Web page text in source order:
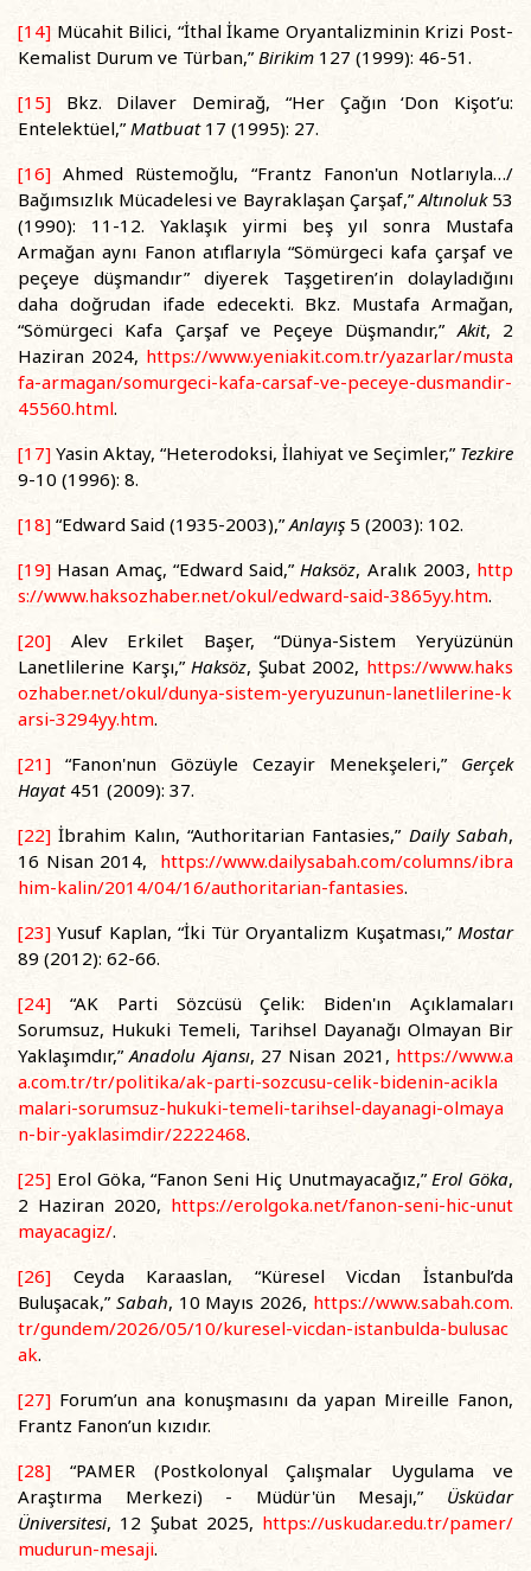
[14] Mücahit Bilici, “İthal İkame Oryantalizminin Krizi Post-
Kemalist Durum ve Türban,” Birikim 127 (1999): 46-51.
[15] Bkz. Dilaver Demirağ, “Her Çağın ‘Don Kişot’u:
Entelektüel,”Matbuat17 (1995): 27.
[16] Ahmed Rüstemoğlu, “Frantz Fanon'un Notlarıyla…/
Bağımsızlık Mücadelesi ve Bayraklaşan Çarşaf,”Altınoluk53
(1990): 11-12. Yaklaşık yirmi beş yıl sonra Mustafa
Armağan aynı Fanon atıflarıyla “Sömürgeci kafa çarşaf ve
peçeye düşmandır” diyerek Taşgetiren’in dolayladığını
daha doğrudan ifade edecekti. Bkz. Mustafa Armağan,
“Sömürgeci Kafa Çarşaf ve Peçeye Düşmandır,”Akit, 2
Haziran 2024, https://www.yeniakit.com.tr/yazarlar/musta
fa-armagan/somurgeci-kafa-carsaf-ve-peceye-dusmandir-
45560.html.
[17] Yasin Aktay, “Heterodoksi, İlahiyat ve Seçimler,” Tezkire
9-10 (1996): 8.
[18] “Edward Said (1935-2003),”Anlayış 5 (2003): 102.
[19] Hasan Amaç, “Edward Said,”Haksöz, Aralık 2003, http
s://www.haksozhaber.net/okul/edward-said-3865yy.htm.
[20] Alev Erkilet Başer, “Dünya-Sistem Yeryüzünün
Lanetlilerine Karşı,”Haksöz, Şubat 2002, https://www.haks
ozhaber.net/okul/dunya-sistem-yeryuzunun-lanetlilerine-k
arsi-3294yy.htm.
[21] “Fanon'nun Gözüyle Cezayir Menekşeleri,” Gerçek
Hayat451 (2009): 37.
[22] İbrahim Kalın, “Authoritarian Fantasies,” Daily Sabah,
16 Nisan 2014, https://www.dailysabah.com/columns/ibra
him-kalin/2014/04/16/authoritarian-fantasies.
[23] Yusuf Kaplan, “İki Tür Oryantalizm Kuşatması,” Mostar
89 (2012): 62-66.
[24] “AK Parti Sözcüsü Çelik: Biden'ın Açıklamaları
Sorumsuz, Hukuki Temeli, Tarihsel Dayanağı Olmayan Bir
Yaklaşımdır,”Anadolu Ajansı, 27 Nisan 2021, https://www.a
a.com.tr/tr/politika/ak-parti-sozcusu-celik-bidenin-acikla
malari-sorumsuz-hukuki-temeli-tarihsel-dayanagi-olmaya
n-bir-yaklasimdir/2222468.
[25] Erol Göka, “Fanon Seni Hiç Unutmayacağız,”Erol Göka,
2 Haziran 2020, https://erolgoka.net/fanon-seni-hic-unut
mayacagiz/.
[26] Ceyda Karaaslan, “Küresel Vicdan İstanbul’da
Buluşacak,” Sabah, 10 Mayıs 2026, https://www.sabah.com.
tr/gundem/2026/05/10/kuresel-vicdan-istanbulda-bulusac
ak.
[27] Forum’un ana konuşmasını da yapan Mireille Fanon,
Frantz Fanon’un kızıdır.
[28] “PAMER (Postkolonyal Çalışmalar Uygulama ve
Araştırma Merkezi) - Müdür'ün Mesajı,” Üsküdar
Üniversitesi, 12 Şubat 2025, https://uskudar.edu.tr/pamer/
mudurun-mesaji.